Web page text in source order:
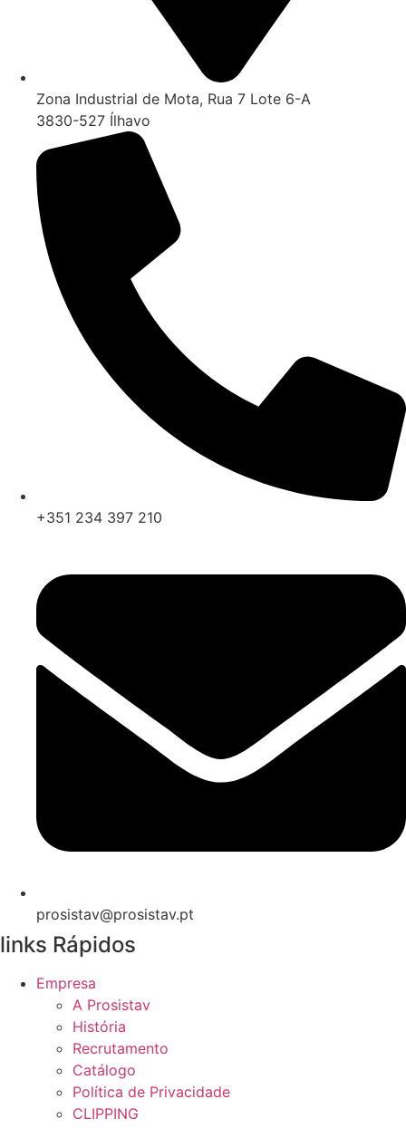
Zona Industrial de Mota, Rua 7 Lote 6-A
3830-527 Ílhavo
+351 234 397 210
prosistav@prosistav.pt
links Rápidos
Empresa
A Prosistav
História
Recrutamento
Catálogo
Política de Privacidade
CLIPPING